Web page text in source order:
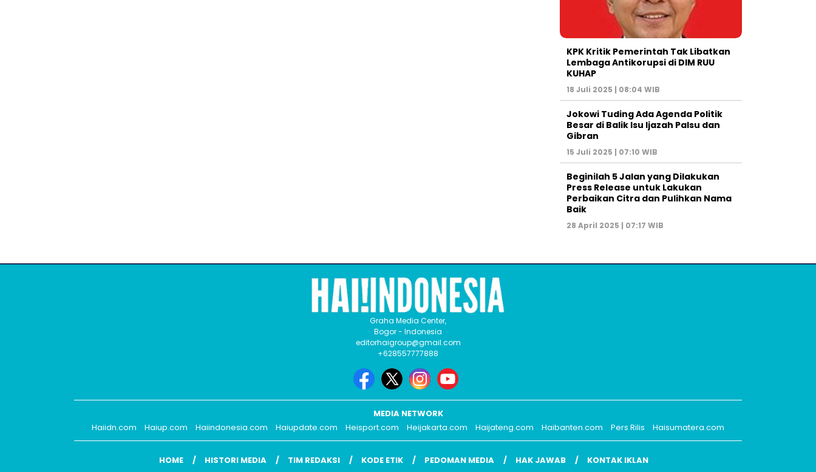
KPK Kritik Pemerintah Tak Libatkan
Lembaga Antikorupsi di DIM RUU
KUHAP
18 Juli 2025 | 08:04 WIB
Jokowi Tuding Ada Agenda Politik
Besar di Balik Isu Ijazah Palsu dan
Gibran
15 Juli 2025 | 07:10 WIB
Beginilah 5 Jalan yang Dilakukan
Press Release untuk Lakukan
Perbaikan Citra dan Pulihkan Nama
Baik
28 April 2025 | 07:17 WIB
Graha Media Center,
Bogor - Indonesia
editorhaigroup@gmail.com
+628557777888
MEDIA NETWORK
Haiidn.com
Haiup.com Haiindonesia.com Haiupdate.com Heisport.com Heijakarta.com Haijateng.com Haibanten.com Pers Rilis Haisumatera.com
HOME HISTORI MEDIA TIM REDAKSI KODE ETIK PEDOMAN MEDIA HAK JAWAB KONTAK IKLAN